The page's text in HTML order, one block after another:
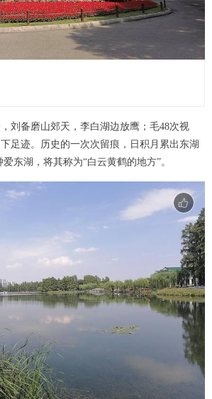
刘备磨山郊天，李白湖边放鹰；毛48次视
足迹。历史的一次次留痕，日积月累出东湖
东湖，将其称为“白云黄鹤的地方”。